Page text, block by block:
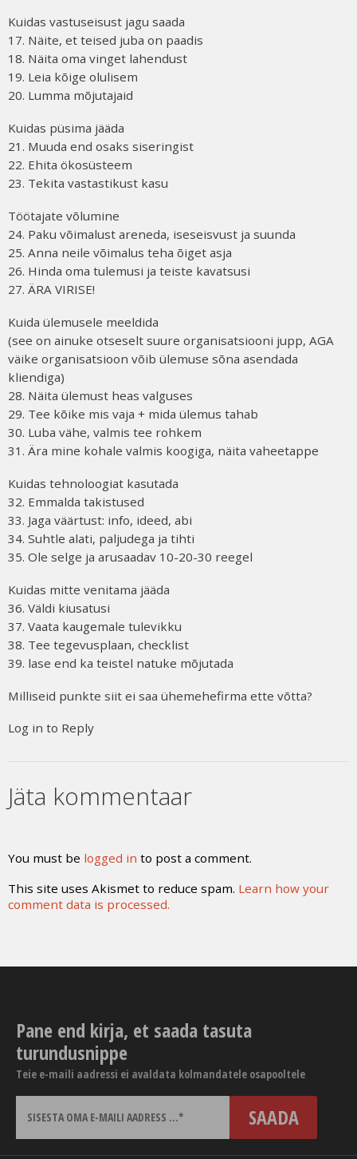
Kuidas vastuseisust jagu saada
17. Näite, et teised juba on paadis
18. Näita oma vinget lahendust
19. Leia kõige olulisem
20. Lumma mõjutajaid
Kuidas püsima jääda
21. Muuda end osaks siseringist
22. Ehita ökosüsteem
23. Tekita vastastikust kasu
Töötajate võlumine
24. Paku võimalust areneda, iseseisvust ja suunda
25. Anna neile võimalus teha õiget asja
26. Hinda oma tulemusi ja teiste kavatsusi
27. ÄRA VIRISE!
Kuida ülemusele meeldida
(see on ainuke otseselt suure organisatsiooni jupp, AGA
väike organisatsioon võib ülemuse sõna asendada
kliendiga)
28. Näita ülemust heas valguses
29. Tee kõike mis vaja + mida ülemus tahab
30. Luba vähe, valmis tee rohkem
31. Ära mine kohale valmis koogiga, näita vaheetappe
Kuidas tehnoloogiat kasutada
32. Emmalda takistused
33. Jaga väärtust: info, ideed, abi
34. Suhtle alati, paljudega ja tihti
35. Ole selge ja arusaadav 10-20-30 reegel
Kuidas mitte venitama jääda
36. Väldi kiusatusi
37. Vaata kaugemale tulevikku
38. Tee tegevusplaan, checklist
39. lase end ka teistel natuke mõjutada
Milliseid punkte siit ei saa ühemehefirma ette võtta?
Log in to Reply
Jäta kommentaar
You must be logged in to post a comment.
This site uses Akismet to reduce spam. Learn how your
comment data is processed.
Pane end kirja, et saada tasuta
turundusnippe
Teie e-maili aadressi ei avaldata kolmandatele osapooltele